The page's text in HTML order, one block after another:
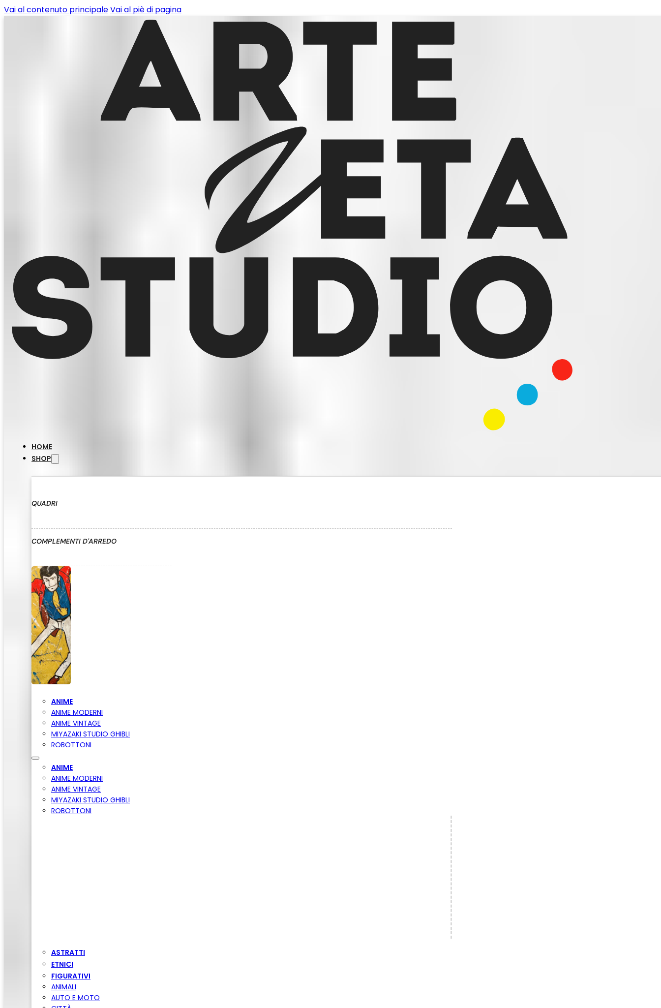
Vai al contenuto principaleVai al piè di pagina
HOME
SHOP
QUADRI
COMPLEMENTI D'ARREDO
ANIME
ANIME MODERNI
ANIME VINTAGE
MIYAZAKI STUDIO GHIBLI
ROBOTTONI
ANIME
ANIME MODERNI
ANIME VINTAGE
MIYAZAKI STUDIO GHIBLI
ROBOTTONI
ASTRATTI
ETNICI
FIGURATIVI
ANIMALI
AUTO E MOTO